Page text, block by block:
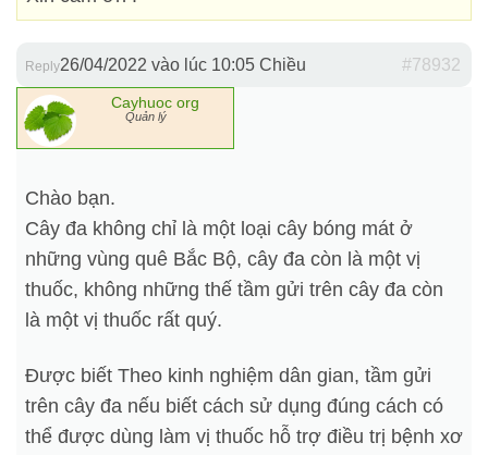
26/04/2022 vào lúc 10:05 Chiều #78932
Reply
Cayhuoc org
Quản lý
Chào bạn.
Cây đa không chỉ là một loại cây bóng mát ở
những vùng quê Bắc Bộ, cây đa còn là một vị
thuốc, không những thế tầm gửi trên cây đa còn
là một vị thuốc rất quý.
Được biết Theo kinh nghiệm dân gian, tầm gửi
trên cây đa nếu biết cách sử dụng đúng cách có
thể được dùng làm vị thuốc hỗ trợ điều trị bệnh xơ